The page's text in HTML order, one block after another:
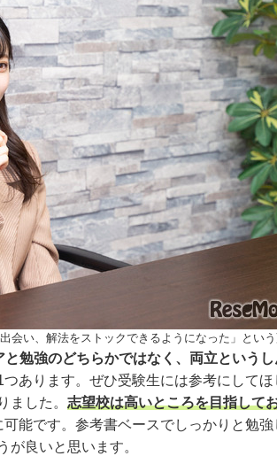
会い、解法をストックできるようになった」と
勉強のどちらかではなく、両立という
あります。ぜひ受験生には参考にして
ました。 志望校は高いところを目指して
能です。参考書ベースでしっかりと勉
が良いと思います。